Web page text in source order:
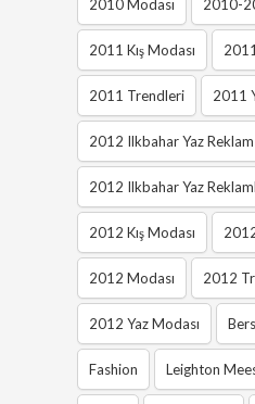
2010 Modası 2010-
2011 Kış Modası
2011 Trendleri 2011
2012 Ilkbahar Yaz
2012 Ilkbahar Yaz
2012 Kış Modası
2012 Modası 2012
2012 Yaz Modası
Fashion Leighton